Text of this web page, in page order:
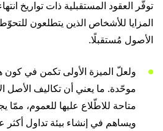
توفّر العقود المستقبلية ذات تواريخ
المزايا للأشخاص الذين يتطلعون
الأصول مُستقبلًا.
ولعلّ الميزة الأولى تكمن في كون
موحّدة. ما يعني أن تكاليف الأصل
متاحة للاطّلاع عليها للعموم، ممّا
ويساهم في إنشاء بيئة تداول أكثر